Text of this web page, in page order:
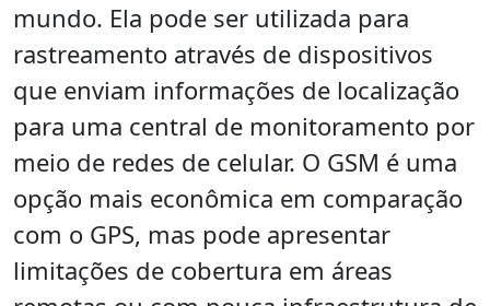
mundo. Ela pode ser utilizada para
rastreamento através de dispositivos
que enviam informações de localização
para uma central de monitoramento por
meio de redes de celular. O GSM é uma
opção mais econômica em comparação
com o GPS, mas pode apresentar
limitações de cobertura em áreas